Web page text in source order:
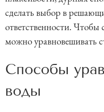
сделать выбор в
ответственности. Чтобы
можно уравновешивать
Способы
воды